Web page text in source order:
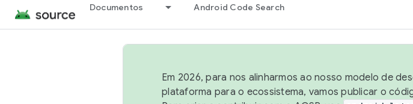
Documentos Android Code Search
Em 2026, para nos alinharmos ao nosso modelo de
plataforma para o ecossistema, vamos publicar o